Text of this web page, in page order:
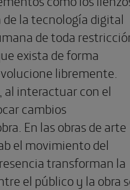
la tecnología digital
de toda
exista de forma
libremente.
al interactuar con el
cambios
En las obras de arte
el movimiento del
transforman la
el público y la obra